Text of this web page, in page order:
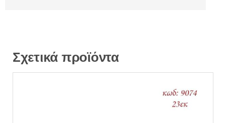
Σχετικά προϊόντα